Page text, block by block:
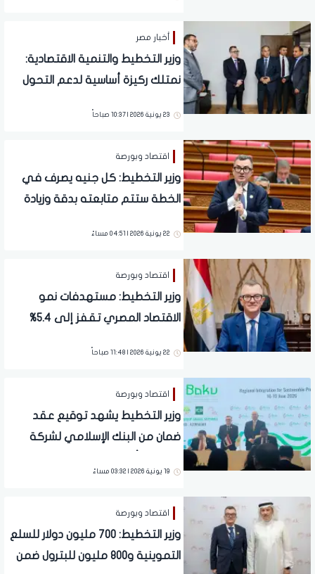
أخبار مصر
وزير التخطيط والتنمية الاقتصادية:
نمتلك ركيزة أساسية لدعم التحول
أسس علمية
23 يونية 2026 | 10:37 صباحاً
اقتصاد وبورصة
وزير التخطيط: كل جنيه يصرف في
الخطة ستتم متابعته بدقة وزيادة
والتعليم بنسبة 25%
22 يونية 2026 | 04:51 مساءً
اقتصاد وبورصة
وزير التخطيط: مستهدفات نمو
الاقتصاد المصري تقفز إلى 5.4%
22 يونية 2026 | 11:48 صباحاً
اقتصاد وبورصة
وزير التخطيط يشهد توقيع عقد
ضمان من البنك الإسلامي لشركة
19 يونية 2026 | 03:32 مساءً
اقتصاد وبورصة
وزير التخطيط: 700 مليون دولار للسلع
التموينية و800 مليون للبترول ضمن